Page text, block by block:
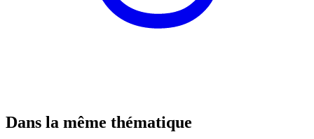
Dans la même thématique